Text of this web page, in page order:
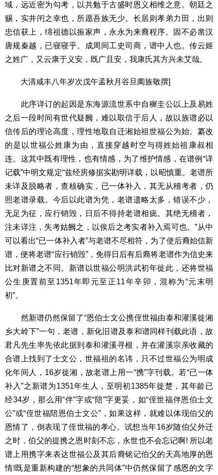
域，远近密为勾考，以共勉于古盛时恩义相维之意。朝廷之
赐，实井闬之幸也，所愿吾族无少。长居则孝弟力田，出则
忠信获上，绵祖德以振家声，永永为来裔程序。固不必凿汉
唐规秦越，已寝寝乎。成周间工史司商，谱中人也。传云姬
之姓广，又云康于义安，既广且安，我康氏其方兴未艾哉。
大清咸丰八年岁次戊午孟秋月谷旦阖族敬撰]
此序详订的起因是东海源流世系中自穉圭公以上及易姓
之后一段时间有世代疑阙，难以取信于后人，故以族谱必以
信传后的理论高度，理性地取自迁湘始祖世福公为始。纂改
的是以世福公姓康为由，直接穿越时空与得姓始祖康叔相
连。这其中既有理性，也有情感，为了维护情感，在谱例“详
记载”中明文规定“兹经房修据实勘明详载，以昭慎重。老谱所
未详及脱略者，查核确实，已一体补入，其无从稽考者，仍
照老谱录载。今后以此谱为凭，老谱遗略太多，错误不少，
无足为征，应行销毁，日后不得持老谱相疵。其绝无稽者，
注未详注，失考姑阙之，以俟后之考实者补入焉可也。”从中
可以看出“已一体补入者”与老谱不尽相符，为了使后裔始信新
谱，便将老谱“应行销毁”，免得日后有后裔将老谱作为信史来
比对新谱之不同。新谱以世福公明洪武初年徙此，还将世福
公生庚置前至1351年即元至正11年辛卯，混称为“元末明
初”。
然新谱仍然保留了“恩伯士文公携侄世福由泰和灌溪徙湘
乡大岭下”一句，老谱，新化旧谱及泰和谱同样刊载此语，故
君凡先生率先依此据到泰和灌溪寻根，并在灌溪宗亲收藏的
合谱上找到了士文公，世福祖的名讳，只不过世福公为明成
化年间人，16岁徙湘，故老谱上用一“携”字刊载。若“已一体
补入”之新谱为1351年生人，至明初1385年徙楚，其年龄已
经34岁，那么用“伴”字或“陪”字更妥，如“侄世福伴恩伯士文
公”或“侄世福陪恩伯士文公”，如果这样，就难以体现伯父的
恩情了，倒表现了侄世福的孝心。试想当年16岁随伯父外迁
之时，伯父的提携之恩时刻不忘，永世也不会忘记啊! 所以老
谱上用携字来表达世福公及其后裔铭记伯父的天高地厚的恩
情!既是重新构建的“想象的共同体”中仍然保留了感恩的文字